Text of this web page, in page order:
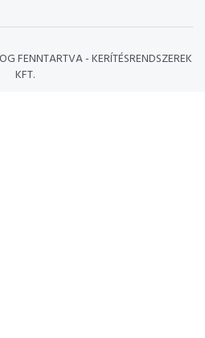
FENNTARTVA - KERÍTÉSRENDSZEREK
KFT.